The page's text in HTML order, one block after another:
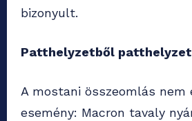
bizonyult.
Patthelyzetből
A mostani összeomlás nem
esemény: Macron tavaly